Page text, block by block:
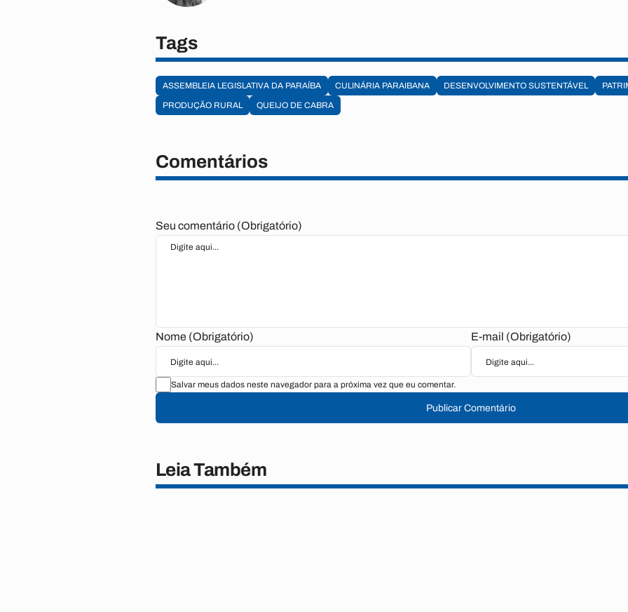
Tags
ASSEMBLEIA LEGISLATIVA DA PARAÍBA CULINÁRIA PARAIBANA DESENVOLVIMENTO SUSTENTÁVEL
PRODUÇÃO RURAL
QUEIJO DE CABRA
Comentários
Seu comentário (Obrigatório)
Nome (Obrigatório) E-mail (Obrigatório)
Salvar meus dados neste navegador para a próxima vez que eu comentar.
Publicar Comentário
Leia Também